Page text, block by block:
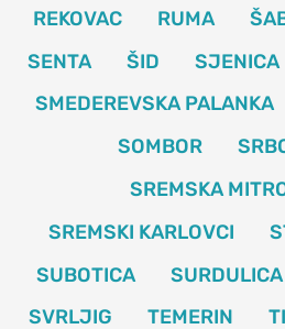
REKOVAC
RUMA
SENTA
ŠID SJENICA
SMEDEREVSKA PALANKA
SOMBOR
SREMSKA
SREMSKI KARLOVCI
SUBOTICA
SURDULICA
SVRLJIG
TEMERIN